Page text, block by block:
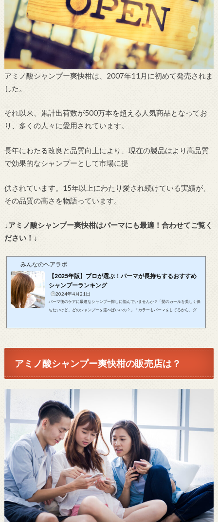
アミノ酸シャンプー爽快柑は、2007年11月に初めて発売されま
した。
それ以来、累計出荷数が500万本を超える人気商品となってお
り、多くの人々に愛用されています。
長年にわたる改良と品質向上により、現在の製品はより高品質
で効果的なシャンプーとして市場に提
供されています。15年以上にわたり愛され続けている実績が、
その品質の高さを物語っています。
↓アミノ酸シャンプー爽快柑はパーマにも最適！合わせてご覧く
ださい！↓
みんなのヘアラボ
【2025年版】プロが選ぶ！パーマが長持ちするおすすめ
シャンプーランキング
2024年4月21日
パーマ後のケアに最適なシャンプー探しに悩んでいませんか？「髪のカールを美しく保
ちたいけど、どのシャンプーを選べばいいの？」「カラーもパーマをしてるから、ダメ
鏡に映る美しいパーマのあなた...
アミノ酸シャンプー爽快柑の販売店は？